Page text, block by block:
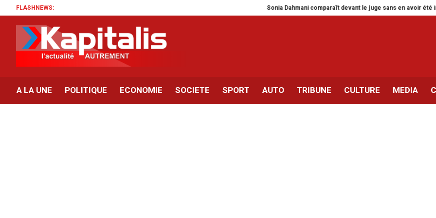
FLASHNEWS: Sonia Dahmani comparaît devant le juge sans en avoir été informée Green
A LA UNE POLITIQUE ECONOMIE SOCIETE SPORT AUTO TRIBUNE CULTURE MEDIA